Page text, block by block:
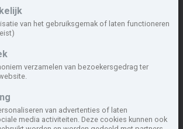
uit van
in 1.621 projecten de meest
van Nederland.
van het gebruiksgemak of laten functioneren
verzamelen van bezoekersgedrag ter
van advertenties of laten
media activiteiten. Deze cookies kunnen ook